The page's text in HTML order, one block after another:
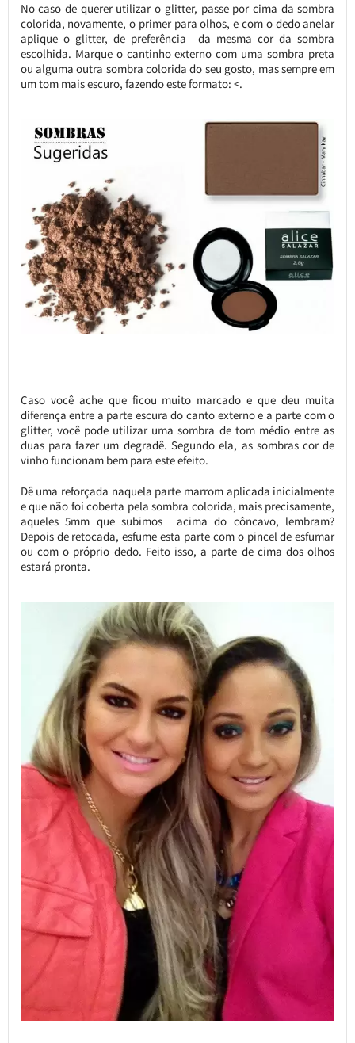
No caso de querer utilizar o glitter, passe por cima da sombra
colorida, novamente, o primer para olhos, e com o dedo anelar
aplique o glitter, de preferência da mesma cor da sombra
escolhida. Marque o cantinho externo com uma sombra preta
ou alguma outra sombra colorida do seu gosto, mas sempre em
um tom mais escuro, fazendo este formato: <.
Caso você ache que ficou muito marcado e que deu muita
diferença entre a parte escura do canto externo e a parte com o
glitter, você pode utilizar uma sombra de tom médio entre as
duas para fazer um degradê. Segundo ela, as sombras cor de
vinho funcionam bem para este efeito.
Dê uma reforçada naquela parte marrom aplicada inicialmente
e que não foi coberta pela sombra colorida, mais precisamente,
aqueles 5mm que subimos acima do côncavo, lembram?
Depois de retocada, esfume esta parte com o pincel de esfumar
ou com o próprio dedo. Feito isso, a parte de cima dos olhos
estará pronta.